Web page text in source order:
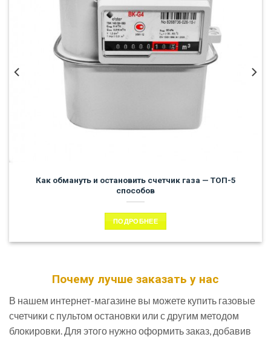
Как обмануть и остановить счетчик газа — ТОП-5
способов
ПОДРОБНЕЕ
Почему лучше заказать у нас
В нашем интернет-магазине вы можете купить газовые
счетчики с пультом остановки или с другим методом
блокировки. Для этого нужно оформить заказ, добавив